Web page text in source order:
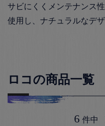
サビにくくメンテナンス
使用し、 ナチュラルなデ
ロコの商品一覧
6 件中